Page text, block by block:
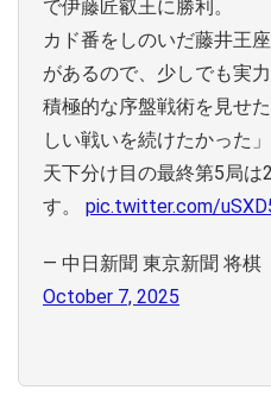
で伊藤匠叡王に勝利。
カド番をしのいだ藤井王
があるので、少しでも実
積極的な序盤戦術を見せ
しい戦いを続けたかった」
天下分け目の最終第5局は
す。 pic.twitter.com/
— 中日新聞 東京新聞 将棋
October 7, 2025